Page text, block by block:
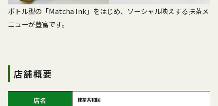
ボトル型の「Matcha Ink」をはじめ、ソーシャル映えする抹茶メ
ニューが豊富です。
店舗概要